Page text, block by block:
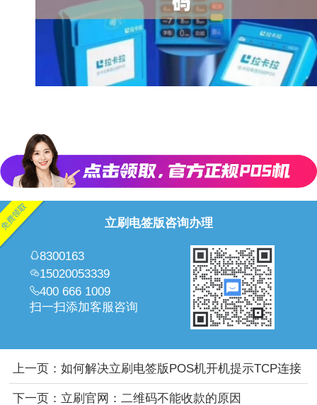
立刷电签版咨询办理
8300163
15020053339
400 666 1009
扫一扫添加客服咨询
上一页： 如何解决立刷电签版POS机开机提示TCP连接
超时？
下一页： 立刷官网：二维码不能收款的原因